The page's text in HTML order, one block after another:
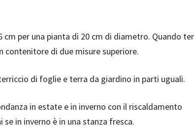
per una pianta di 20 cm di diametro. Quando
contenitore di due misure superiore.
di foglie e terra da giardino in parti uguali.
in estate e in inverno con il riscaldamento
in inverno è in una stanza fresca.